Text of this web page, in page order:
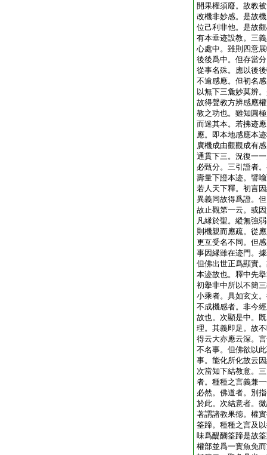
開果權須廢。故教
改機非妙感。是故
位己利非他。是故
有本垂迹設教。三
心處中。雖則四意
後後爲中。但存當
從事名殊。應以後
不逾感應。但初名
以無下三麁妙莫辨
故得聲教方辨感應
教之功也。雖知圓
而迷其本。若拂迹
應。即本地感應本
廣機成由觀觀成有
通貫下三。況復一
必甄分。三引證者
壽量下證本迹。譬
若人天下釋。初言
異義同故得爲證。
故止觀第一云。或
凡縁於聖。縱無強
則機親而應疏。從
更互受名不同。但
事因縁雖在迹門。
但佛出世正爲顯實
本迹故也。釋中先
初擧非中所以不簡
小乘者。具如玄文
不成機感者。非今
故也。次顯是中。
理。其義即足。故
得云大亦應云深。
不名事。但佛欲以
事。能化所化故云
次當知下結教意。
者。種種之言義兼
必然。佛道者。別
於此。次結意者。
著謂諸教果徳。權
筌蹄。種種之言及
味爲醍醐筌蹄是故
權部並爲一實魚免